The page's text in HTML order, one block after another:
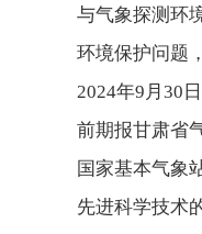
与气象探测环
环境保护问题
2024年9月30
前期报甘肃省
国家基本气象
先进科学技术